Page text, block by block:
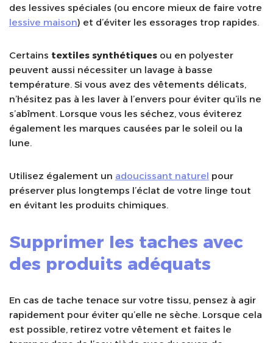
des lessives spéciales (ou encore mieux de faire votre
lessive maison) et d’éviter les essorages trop rapides.
Certains textiles synthétiques ou en polyester
peuvent aussi nécessiter un lavage à basse
température. Si vous avez des vêtements délicats,
n’hésitez pas à les laver à l’envers pour éviter qu’ils ne
s’abîment. Lorsque vous les séchez, vous éviterez
également les marques causées par le soleil ou la
lune.
Utilisez également un adoucissant naturel pour
préserver plus longtemps l’éclat de votre linge tout
en évitant les produits chimiques.
Supprimer les taches avec
des produits adéquats
En cas de tache tenace sur votre tissu, pensez à agir
rapidement pour éviter qu’elle ne sèche. Lorsque cela
est possible, retirez votre vêtement et faites le